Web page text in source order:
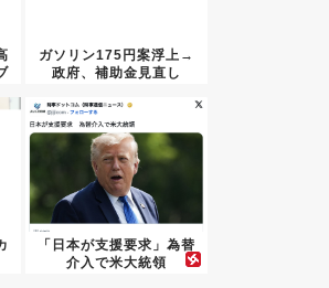
ガソリン175円案浮上→
政府、補助金見直し
「日本が支援要求」為替
介入で米大統領